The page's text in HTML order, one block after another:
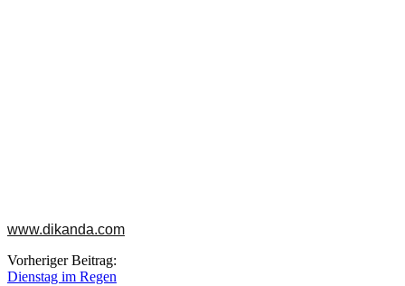
www.dikanda.com
Beitragsnavigation
Vorheriger Beitrag:
Dienstag im Regen